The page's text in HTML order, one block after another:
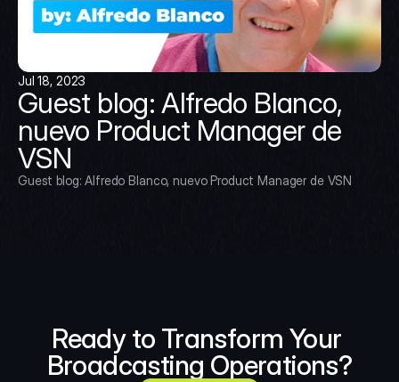
Jul 18, 2023
Guest blog: Alfredo Blanco,
nuevo Product Manager de
VSN
Guest blog: Alfredo Blanco, nuevo Product Manager de VSN
Ready to Transform Your
Broadcasting Operations?